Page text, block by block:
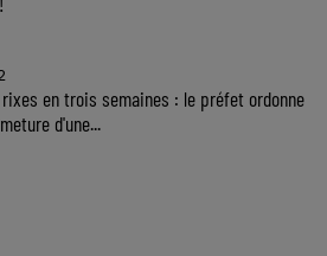
rixes en trois semaines : le préfet ordonne
d'une...